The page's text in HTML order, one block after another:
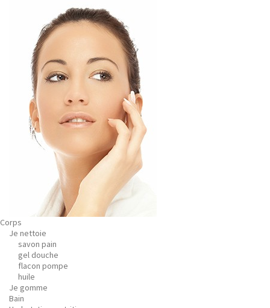
Corps
Je nettoie
savon pain
gel douche
flacon pompe
huile
Je gomme
Bain